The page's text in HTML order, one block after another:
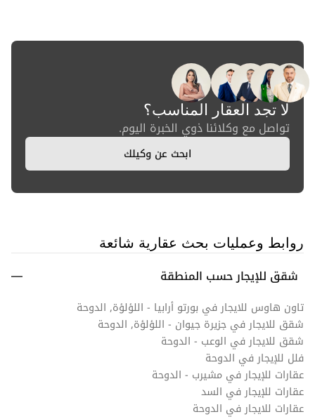
لا تجد العقار المناسب؟
تواصل مع وكلائنا ذوي الخبرة اليوم.
ابحث عن وكيلك
روابط وعمليات بحث عقارية شائعة
شقق للإيجار حسب المنطقة
تاون هاوس للايجار في بورتو أرابيا - اللؤلؤة, الدوحة
شقق للايجار في جزيرة جيوان - اللؤلؤة, الدوحة
شقق للايجار في الوعب - الدوحة
فلل للإيجار في الدوحة
عقارات للإيجار في مشيرب - الدوحة
عقارات للإيجار في السد
عقارات للايجار في الدوحة